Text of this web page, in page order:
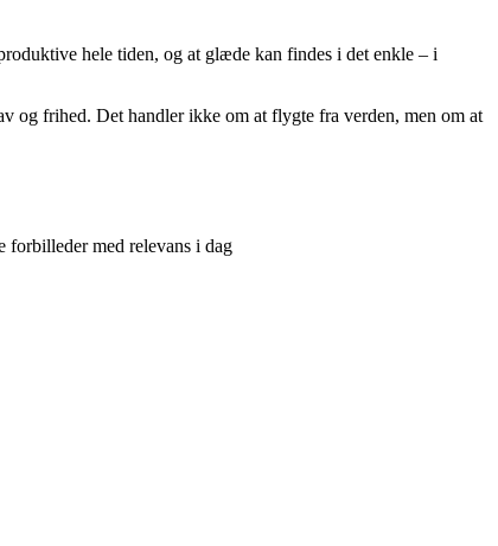
hele tiden, og at glæde kan findes i det enkle – i
og frihed. Det handler ikke om at flygte fra verden, men om at
forbilleder med relevans i dag